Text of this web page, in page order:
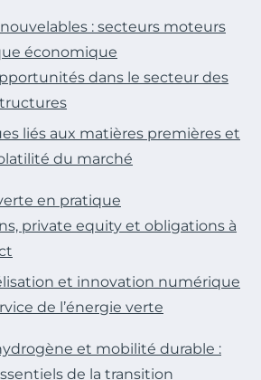
: secteurs moteurs
économique
dans le secteur des
liés aux matières premières et
du marché
en pratique
private equity et obligations à
et innovation numérique
de l’énergie verte
et mobilité durable :
de la transition